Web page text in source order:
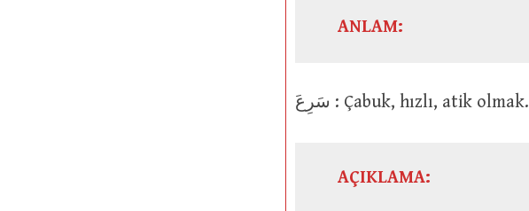
ANLAM:
سَرِعَ : Çabuk, hızlı, atik olmak.
AÇIKLAMA: